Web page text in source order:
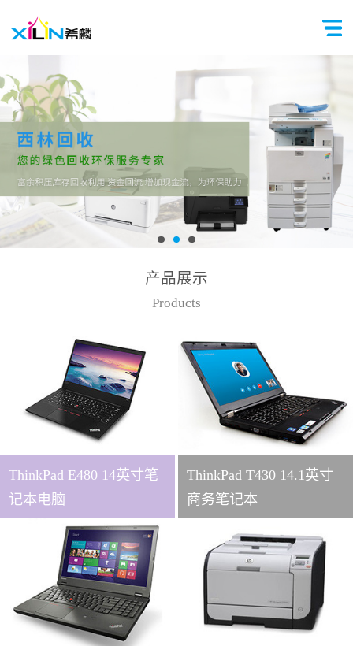
产品展示
Products
ThinkPad E480 14英寸笔
记本电脑
ThinkPad T430 14.1英寸
商务笔记本